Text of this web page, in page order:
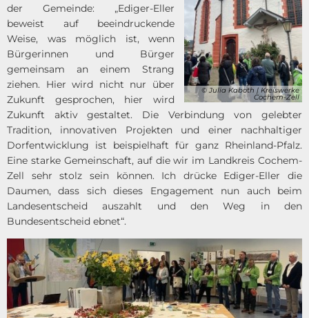
© Julia Kaboth | Kreiswerke
Cochem-Zell
der Gemeinde: „Ediger-Eller
beweist auf beeindruckende
Weise, was möglich ist, wenn
Bürgerinnen und Bürger
gemeinsam an einem Strang
ziehen. Hier wird nicht nur über
Zukunft gesprochen, hier wird
Zukunft aktiv gestaltet. Die Verbindung von gelebter
Tradition, innovativen Projekten und einer nachhaltiger
Dorfentwicklung ist beispielhaft für ganz Rheinland-Pfalz.
Eine starke Gemeinschaft, auf die wir im Landkreis Cochem-
Zell sehr stolz sein können. Ich drücke Ediger-Eller die
Daumen, dass sich dieses Engagement nun auch beim
Landesentscheid auszahlt und den Weg in den
Bundesentscheid ebnet“.